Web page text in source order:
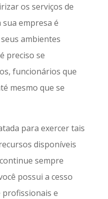
os serviços de
sua empresa é
ambientes
preciso se
funcionários que
mesmo que se
para exercer tais
disponíveis
sempre
possui a cesso
profissionais e